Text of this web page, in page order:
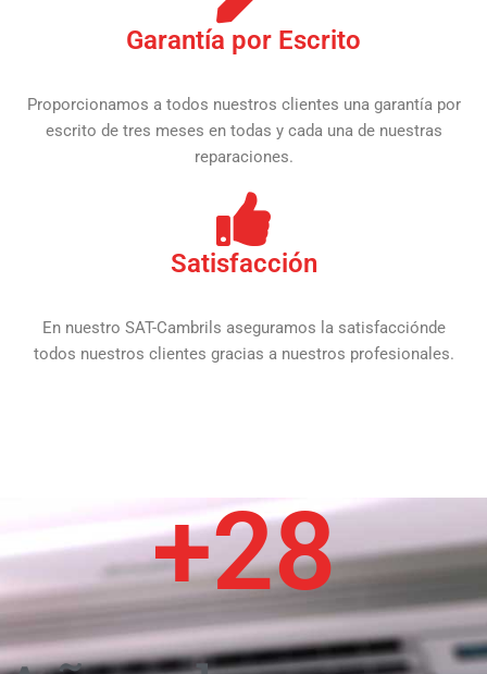
Garantía por Escrito
Proporcionamos a todos nuestros clientes una garantía por
escrito de tres meses en todas y cada una de nuestras
reparaciones.
Satisfacción
En nuestro SAT-Cambrils aseguramos la satisfacciónde
todos nuestros clientes gracias a nuestros profesionales.
+28